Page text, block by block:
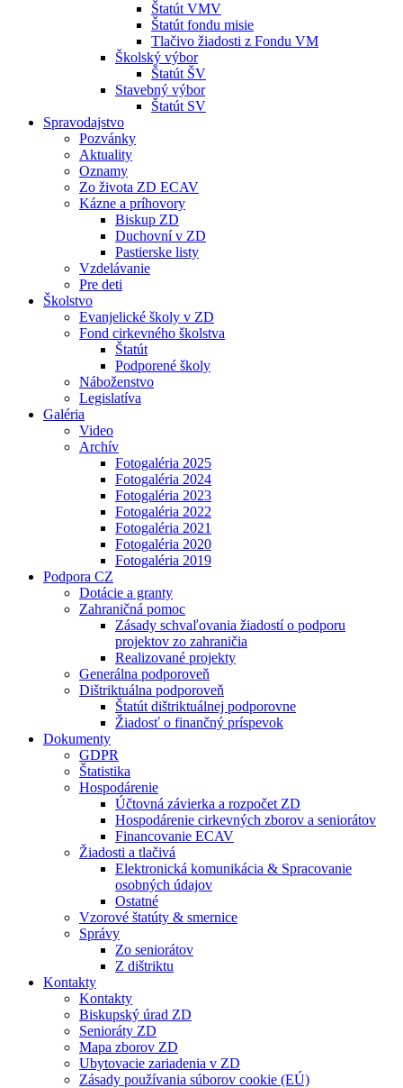
Štatút VMV
Štatút fondu misie
Tlačivo žiadosti z Fondu VM
Školský výbor
Štatút ŠV
Stavebný výbor
Štatút SV
Spravodajstvo
Pozvánky
Aktuality
Oznamy
Zo života ZD ECAV
Kázne a príhovory
Biskup ZD
Duchovní v ZD
Pastierske listy
Vzdelávanie
Pre deti
Školstvo
Evanjelické školy v ZD
Fond cirkevného školstva
Štatút
Podporené školy
Náboženstvo
Legislatíva
Galéria
Video
Archív
Fotogaléria 2025
Fotogaléria 2024
Fotogaléria 2023
Fotogaléria 2022
Fotogaléria 2021
Fotogaléria 2020
Fotogaléria 2019
Podpora CZ
Dotácie a granty
Zahraničná pomoc
Zásady schvaľovania žiadostí o podporu
projektov zo zahraničia
Realizované projekty
Generálna podporoveň
Dištriktuálna podporoveň
Štatút dištriktuálnej podporovne
Žiadosť o finančný príspevok
Dokumenty
GDPR
Štatistika
Hospodárenie
Účtovná závierka a rozpočet ZD
Hospodárenie cirkevných zborov a seniorátov
Financovanie ECAV
Žiadosti a tlačivá
Elektronická komunikácia & Spracovanie
osobných údajov
Ostatné
Vzorové štatúty & smernice
Správy
Zo seniorátov
Z dištriktu
Kontakty
Kontakty
Biskupský úrad ZD
Senioráty ZD
Mapa zborov ZD
Ubytovacie zariadenia v ZD
Zásady používania súborov cookie (EÚ)